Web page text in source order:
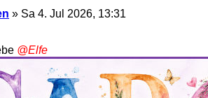
» Sa 4. Jul 2026, 13:31
@Elfe